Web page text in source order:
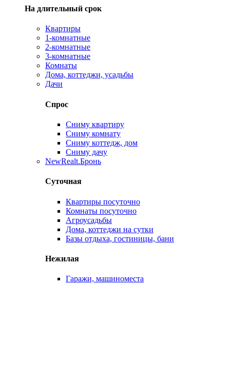
На длительный срок
Квартиры
1-комнатные
2-комнатные
3-комнатные
Комнаты
Дома, коттеджи, усадьбы
Дачи
Спрос
Сниму квартиру
Сниму комнату
Сниму коттедж, дом
Сниму дачу
NewRealt.Бронь
Суточная
Квартиры посуточно
Комнаты посуточно
Агроусадьбы
Дома, коттеджи на сутки
Базы отдыха, гостиницы, бани
Нежилая
Гаражи, машиноместа